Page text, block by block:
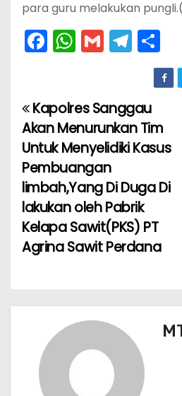
para guru melakukan
F
e
b
o
o
k
W
ts
A
p
p
G
l
T
gr
a
m
h
ar
N
a
v
i
g
a
Kapolres Sanggau
Akan Menurunkan Tim
Untuk Menyelidiki Kasus
Pembuangan
limbah,Yang Di Duga Di
lakukan oleh Pabrik
Kelapa Sawit(PKS) PT
Agrina Sawit Perdana